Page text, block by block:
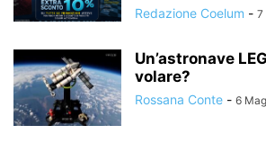
Redazione Coelum - 7
Un’astronave
volare?
Rossana Conte - 6